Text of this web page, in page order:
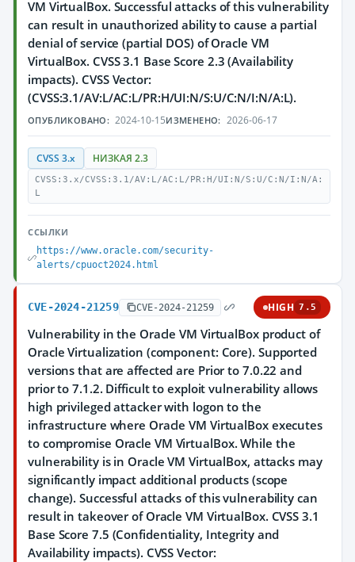
VM VirtualBox. Successful attacks of this vulnerability
can result in unauthorized ability to cause a partial
denial of service (partial DOS) of Oracle VM
VirtualBox. CVSS 3.1 Base Score 2.3 (Availability
impacts). CVSS Vector:
(CVSS:3.1/AV:L/AC:L/PR:H/UI:N/S:U/C:N/I:N/A:L).
ОПУБЛИКОВАНО: 2024-10-15ИЗМЕНЕНО: 2026-06-17
CVSS 3.x НИЗКАЯ 2.3
CVSS:3.x/CVSS:3.1/AV:L/AC:L/PR:H/UI:N/S:U/C:N/I:N/A:
L
ССЫЛКИ
https://www.oracle.com/security-
alerts/cpuoct2024.html
CVE-2024-21259 CVE-2024-21259 HIGH 7.5
Vulnerability in the Oracle VM VirtualBox product of
Oracle Virtualization (component: Core). Supported
versions that are affected are Prior to 7.0.22 and
prior to 7.1.2. Difficult to exploit vulnerability allows
high privileged attacker with logon to the
infrastructure where Oracle VM VirtualBox executes
to compromise Oracle VM VirtualBox. While the
vulnerability is in Oracle VM VirtualBox, attacks may
significantly impact additional products (scope
change). Successful attacks of this vulnerability can
result in takeover of Oracle VM VirtualBox. CVSS 3.1
Base Score 7.5 (Confidentiality, Integrity and
Availability impacts). CVSS Vector: